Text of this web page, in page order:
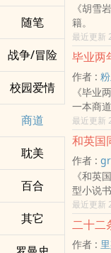
随笔
战争/冒险
校园爱情
商道
耽美
百合
其它
《胡雪
籍。
最近更新
毕业两
作者 :
《毕业
一本商
最近更新
和英国
作者 :
《和英
型小说书
最近更新
二十二
作者 :